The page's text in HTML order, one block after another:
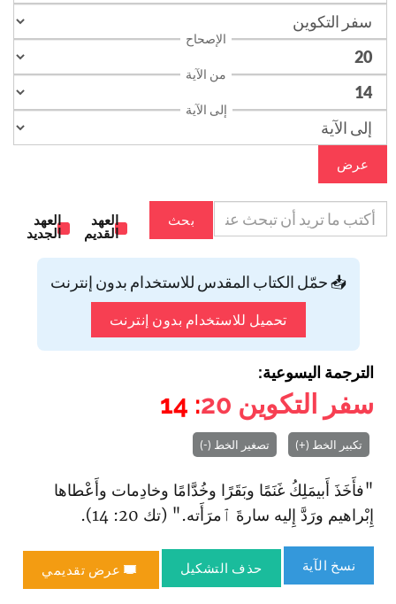
الإصحاح
من الآية
إلى الآية
عرض
بحث
العهد
القديم
العهد
الجديد
📥 حمّل الكتاب المقدس للاستخدام بدون إنترنت
تحميل للاستخدام بدون إنترنت
الترجمة اليسوعية:
سفر التكوين 20
: 14
تكبير الخط (+) تصغير الخط (-)
"فأَخَذَ أَبيمَلِكُ غَنَمًا وبَقَرًا وخُدَّامًا وخادِمات وأَعْطاها
إِبْراهيم ورَدَّ إِليه سارةَ ٱمرَأَته." (تك 20: 14).
نسخ الآية حذف التشكيل عرض تقديمي